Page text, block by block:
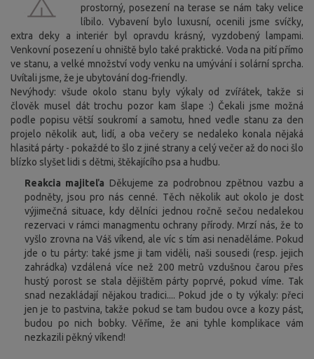
prostorný, posezení na terase se nám taky velice
líbilo. Vybavení bylo luxusní, ocenili jsme svíčky,
extra deky a interiér byl opravdu krásný, vyzdobený lampami.
Venkovní posezení u ohniště bylo také praktické. Voda na pití přímo
ve stanu, a velké množství vody venku na umývání i solární sprcha.
Uvítali jsme, že je ubytování dog-friendly.
Nevýhody: všude okolo stanu byly výkaly od zvířátek, takže si
člověk musel dát trochu pozor kam šlape :) Čekali jsme možná
podle popisu větší soukromí a samotu, hned vedle stanu za den
projelo několik aut, lidí, a oba večery se nedaleko konala nějaká
hlasitá párty - pokaždé to šlo z jiné strany a celý večer až do noci šlo
blízko slyšet lidi s dětmi, štěkajícího psa a hudbu.
Reakcia majiteľa Děkujeme za podrobnou zpětnou vazbu a
podněty, jsou pro nás cenné. Těch několik aut okolo je dost
výjimečná situace, kdy dělníci jednou ročně sečou nedalekou
rezervaci v rámci managmentu ochrany přírody. Mrzí nás, že to
vyšlo zrovna na Váš víkend, ale víc s tím asi nenaděláme. Pokud
jde o tu párty: také jsme ji tam viděli, naši sousedi (resp. jejich
zahrádka) vzdálená více než 200 metrů vzdušnou čarou přes
hustý porost se stala dějištěm párty poprvé, pokud víme. Tak
snad nezakládají nějakou tradici.... Pokud jde o ty výkaly: přeci
jen je to pastvina, takže pokud se tam budou ovce a kozy pást,
budou po nich bobky. Věříme, že ani tyhle komplikace vám
nezkazili pěkný víkend!